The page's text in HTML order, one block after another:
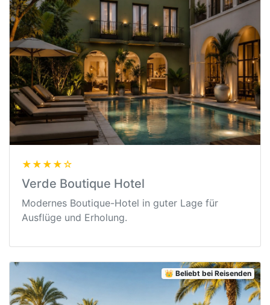
★★★★☆
Verde Boutique Hotel
Modernes Boutique-Hotel in guter Lage für
Ausflüge und Erholung.
👑 Beliebt bei Reisenden